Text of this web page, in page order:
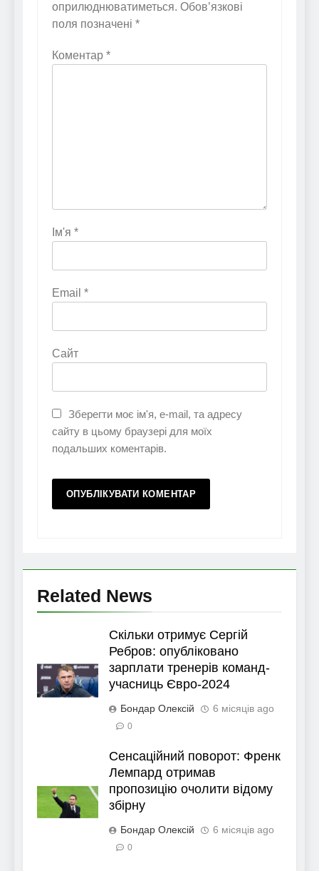
оприлюднюватиметься. Обов’язкові
поля позначені *
Коментар *
Ім'я *
Email *
Сайт
Зберегти моє ім'я, e-mail, та адресу
сайту в цьому браузері для моїх
подальших коментарів.
Related News
Скільки отримує Сергій
Ребров: опубліковано
зарплати тренерів команд-
учасниць Євро-2024
Бондар Олексій 6 місяців ago
0
Сенсаційний поворот: Френк
Лемпард отримав
пропозицію очолити відому
збірну
Бондар Олексій 6 місяців ago
0